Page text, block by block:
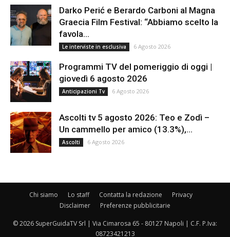
Darko Perić e Berardo Carboni al Magna
Graecia Film Festival: “Abbiamo scelto la
favola...
Le interviste in esclusiva 6 Agosto 2026
Programmi TV del pomeriggio di oggi |
giovedì 6 agosto 2026
Anticipazioni Tv 6 Agosto 2026
Ascolti tv 5 agosto 2026: Teo e Zodì –
Un cammello per amico (13.3%),...
Ascolti 6 Agosto 2026
Chi siamo Lo staff Contatta la redazione
Privacy
Disclaimer
Preferenze pubblicitarie
© 2026 SuperGuidaTV Srl | Via Cimarosa 65 - 80127 Napoli | C.F. P.Iva:
08723421213